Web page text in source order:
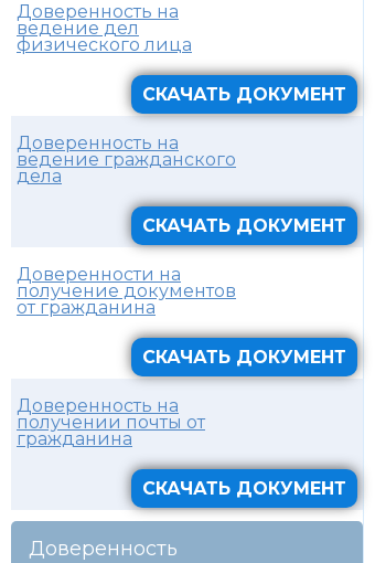
Доверенность на
ведение дел
физического лица
СКАЧАТЬ ДОКУМЕНТ
Доверенность на
ведение гражданского
дела
СКАЧАТЬ ДОКУМЕНТ
Доверенности на
получение документов
от гражданина
СКАЧАТЬ ДОКУМЕНТ
Доверенность на
получении почты от
гражданина
СКАЧАТЬ ДОКУМЕНТ
Доверенность